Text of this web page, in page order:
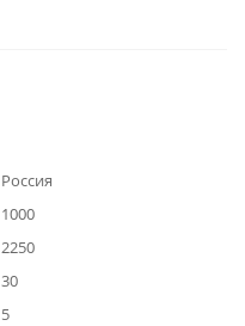
Россия
1000
2250
30
5